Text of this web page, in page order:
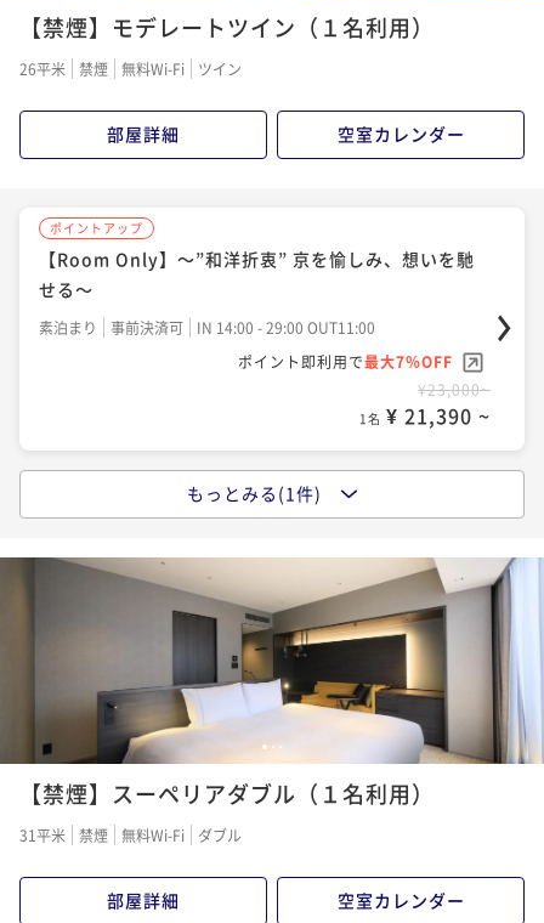
【禁煙】モデレートツイン（１名利用）
26平米 禁煙 無料Wi-Fi ツイン
部屋詳細 空室カレンダー
ポイントアップ
【Room Only】～”和洋折衷” 京を愉しみ、想いを馳
せる～
素泊まり 事前決済可
IN 14:00 - 29:00 OUT11:00
ポイント即利用で最大7％OFF
¥23,000~
1名 ¥ 21,390 ~
【Breakfast Included】～ほっとする”京都のごは
ん”と、少しお洒落な”京イタリアン”～
事前決済可
IN 14:00 - 29:00 OUT11:00
ポイント即利用で最大7％OFF
1名 ¥ 24,970 ~
もっとみる(1件)
1 2 3
【禁煙】スーペリアダブル（１名利用）
31平米 禁煙 無料Wi-Fi ダブル
部屋詳細 空室カレンダー